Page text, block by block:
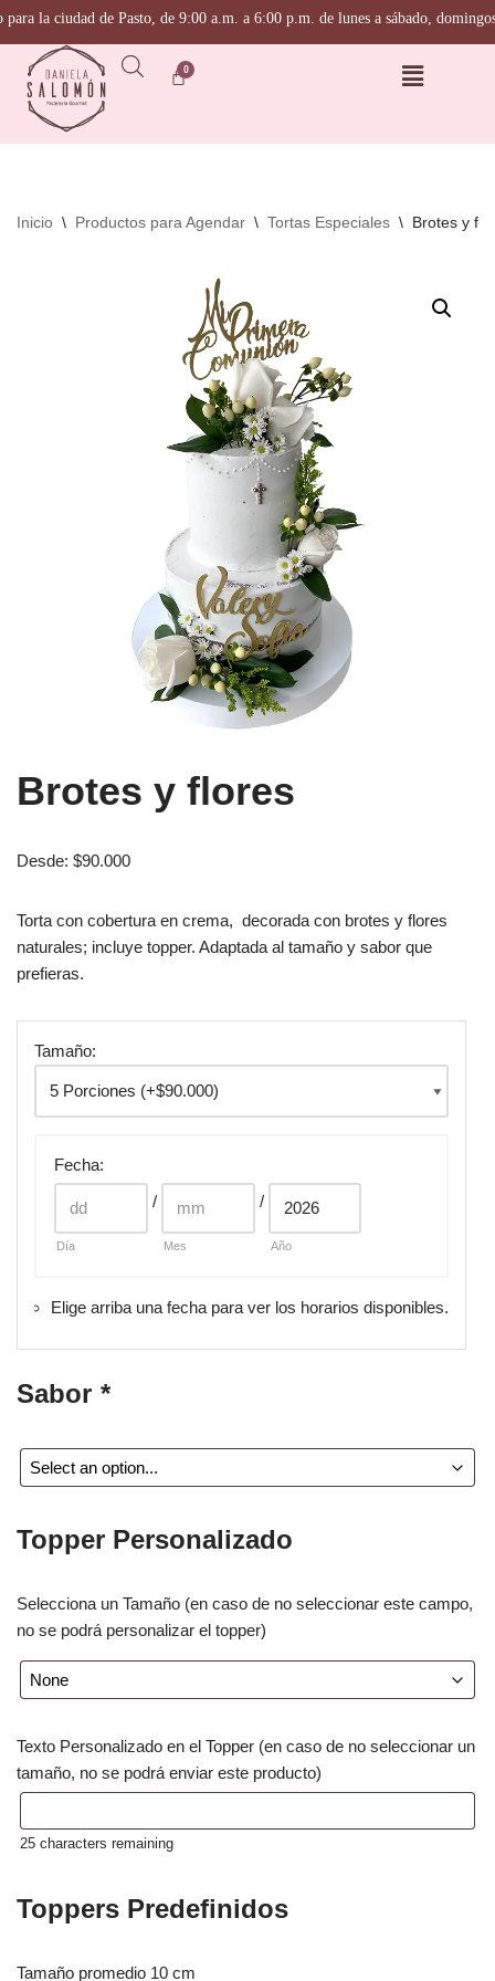
Saltar
al
contenido
la ciudad de Pasto, de 9:00 a.m. a 6:00 p.m. de lunes a sábado, domingos
Inicio \ Productos para Agendar \ Tortas Especiales \ Brotes y
Brotes y flores
Desde: $90.000
Torta con cobertura en crema, decorada con brotes y flores
naturales; incluye topper. Adaptada al tamaño y sabor que
prefieras.
Tamaño:
Fecha:
Día
/
Mes
/
Año
Elige arriba una fecha para ver los horarios disponibles.
Sabor *
Topper Personalizado
Selecciona un Tamaño (en caso de no seleccionar este campo,
no se podrá personalizar el topper)
Texto Personalizado en el Topper (en caso de no seleccionar un
tamaño, no se podrá enviar este producto)
25 characters remaining
Toppers Predefinidos
Tamaño promedio 10 cm